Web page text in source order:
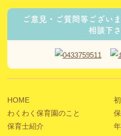
ご意見・ご質問等ござい
相談下
HOME
わくわく保育園のこと
保育士紹介